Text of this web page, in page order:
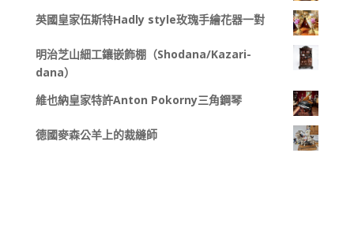
英國皇家伍斯特Hadly style玫瑰手繪花器一對
明治芝山細工鑲嵌飾棚（Shodana/Kazari-
dana）
維也納皇家特許Anton Pokorny三角鋼琴
德國麥森公羊上的裁縫師